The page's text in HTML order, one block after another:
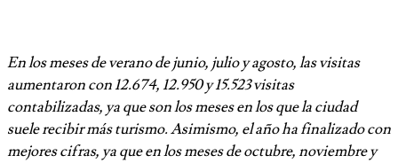
En los meses de verano de junio, julio y agosto, las visitas
aumentaron con 12.674, 12.950 y 15.523 visitas
contabilizadas, ya que son los meses en los que la ciudad
suele recibir más turismo. Asimismo, el año ha finalizado con
mejores cifras, ya que en los meses de octubre, noviembre y